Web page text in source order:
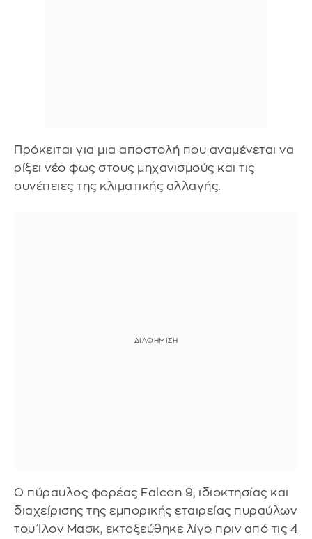
Πρόκειται για μια αποστολή που αναμένεται να
ρίξει νέο φως στους μηχανισμούς και τις
συνέπειες της κλιματικής αλλαγής.
Ο πύραυλος φορέας Falcon 9, ιδιοκτησίας και
διαχείρισης της εμπορικής εταιρείας πυραύλων
του Ίλον Μασκ, εκτοξεύθηκε λίγο πριν από τις 4